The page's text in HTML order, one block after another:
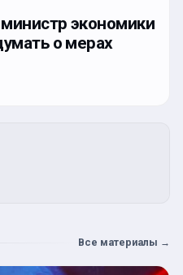
экономики
о мерах
Все материалы →